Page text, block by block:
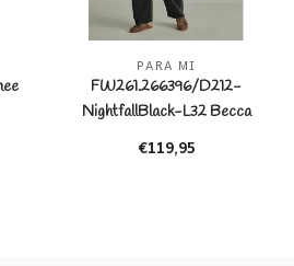
PARA MI
FW261.266396/D212-
NightfallBlack-L32 Becca
Long Barrel
€119,95